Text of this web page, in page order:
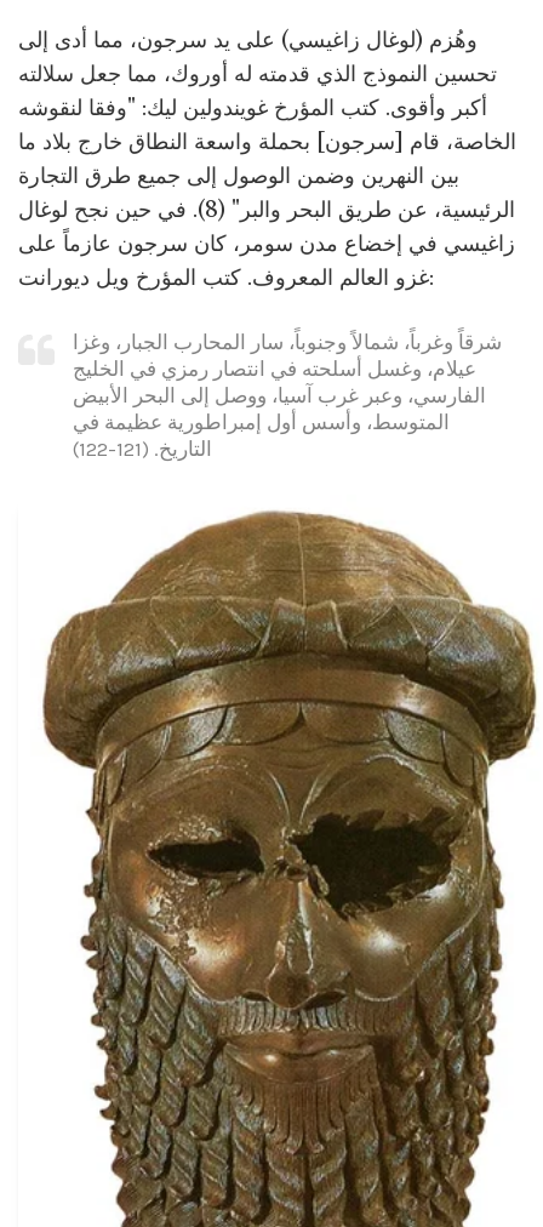
وهُزم (لوغال زاغيسي) على يد سرجون، مما أدى إلى
تحسين النموذج الذي قدمته له أوروك، مما جعل سلالته
أكبر وأقوى. كتب المؤرخ غويندولين ليك: "وفقا لنقوشه
الخاصة، قام [سرجون] بحملة واسعة النطاق خارج بلاد ما
بين النهرين وضمن الوصول إلى جميع طرق التجارة
الرئيسية، عن طريق البحر والبر" (8). في حين نجح لوغال
زاغيسي في إخضاع مدن سومر، كان سرجون عازماً على
غزو العالم المعروف. كتب المؤرخ ويل ديورانت:
شرقاً وغرباً، شمالاً وجنوباً، سار المحارب الجبار، وغزا
عيلام، وغسل أسلحته في انتصار رمزي في الخليج
الفارسي، وعبر غرب آسيا، ووصل إلى البحر الأبيض
المتوسط، وأسس أول إمبراطورية عظيمة في
التاريخ. (121-122)